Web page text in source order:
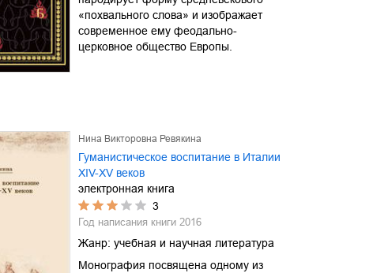
«похвального слова» и изображает
современное ему феодально-
церковное общество Европы.
Нина Викторовна Ревякина
Гуманистическое воспитание в Италии
XIV-XV веков
электронная книга
3
Год написания книги 2016
Жанр: учебная и научная литература
Монография посвящена одному из